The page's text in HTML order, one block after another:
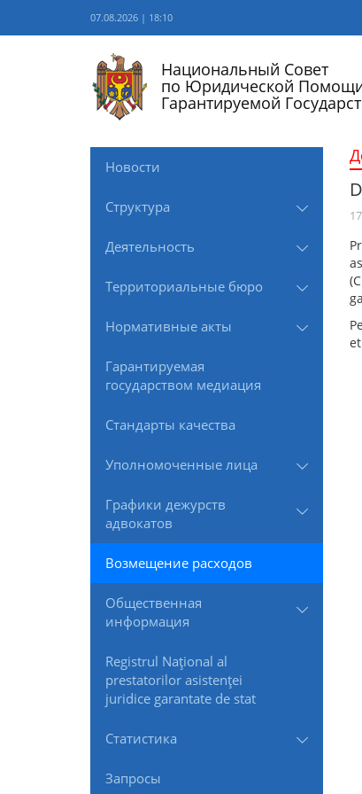
07.08.2026 | 18:10
Национальный Совет
по Юридической
Гарантируемой
Новости
Структура
Деятельность
Территориальные бюро
Нормативные акты
Гарантируемая
государством медиация
Стандарты качества
Уполномоченные лица
Графики дежурств
адвокатов
Возмещение расходов
Общественная
информация
Registrul Naţional al
prestatorilor asistenţei
juridice garantate de stat
Статистика
Запросы